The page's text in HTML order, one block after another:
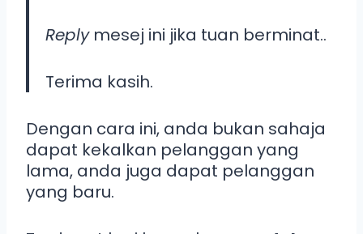
Replymesej ini jika tuan berminat..
Terima kasih.
Dengan cara ini, anda bukan sahaja
dapat kekalkan pelanggan yang
lama, anda juga dapat pelanggan
yang baru.